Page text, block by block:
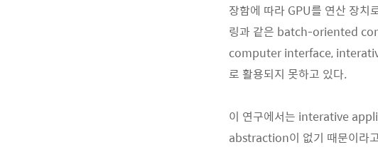
장함에 따라 GPU를 연산 장치
링과 같은 batch-oriented
computer interface,
로 활용되지 못하고 있다.
이 연구에서는 interative
abstraction이 없기 때문이라